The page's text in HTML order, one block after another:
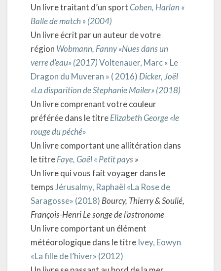
Un livre traitant d’un sport Coben, Harlan «
Balle de match » (2004)
Un livre écrit par un auteur de votre
région Wobmann, Fanny «Nues dans un
verre d’eau» (2017)Voltenauer, Marc « Le
Dragon du Muveran » ( 2016) Dicker, Joël
«La disparition de Stephanie Mailer» (2018)
Un livre comprenant votre couleur
préférée dans le titreElizabeth George «le
rouge du péché»
Un livre comportant une allitération dans
le titreFaye, Gaël « Petit pays»
Un livre qui vous fait voyager dans le
tempsJérusalmy, Raphaël «La Rose de
Saragosse» (2018) Bourcy, Thierry & Soulié,
François-Henri Le songe de l’astronome
Un livre comportant un élément
météorologique dans le titre Ivey, Eowyn
«La fille de l’hiver» (2012)